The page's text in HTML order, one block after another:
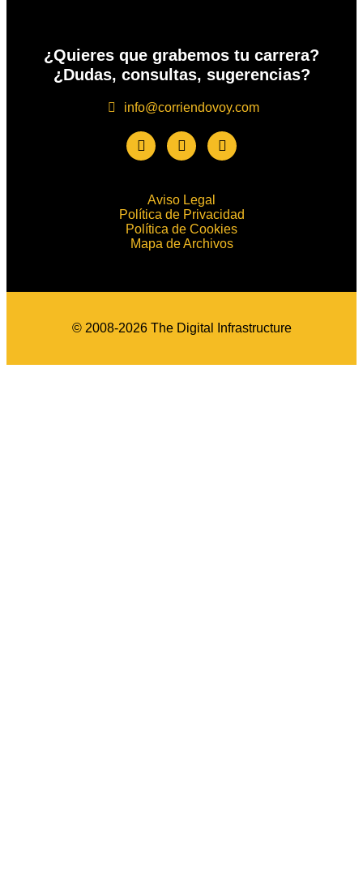
¿Quieres que grabemos tu carrera?
¿Dudas, consultas, sugerencias?
info@corriendovoy.com
Aviso Legal
Política de Privacidad
Política de Cookies
Mapa de Archivos
© 2008-2026 The Digital Infrastructure